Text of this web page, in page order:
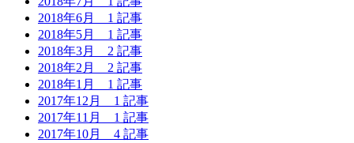
2018年6月 1 記事
2018年5月 1 記事
2018年3月 2 記事
2018年2月 2 記事
2018年1月 1 記事
2017年12月 1 記事
2017年11月 1 記事
2017年10月 4 記事